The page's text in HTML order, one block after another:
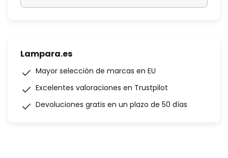
Lampara.es
Mayor selección de marcas en EU
Excelentes valoraciones en Trustpilot
Devoluciones gratis en un plazo de 50 días